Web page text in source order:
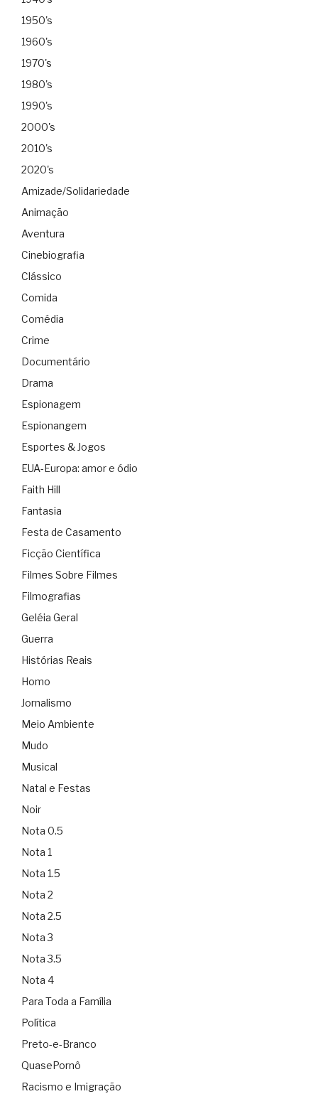
1950's
1960's
1970's
1980's
1990's
2000's
2010's
2020's
Amizade/Solidariedade
Animação
Aventura
Cinebiografia
Clássico
Comida
Comédia
Crime
Documentário
Drama
Espionagem
Espionangem
Esportes & Jogos
EUA-Europa: amor e ódio
Faith Hill
Fantasia
Festa de Casamento
Ficção Científica
Filmes Sobre Filmes
Filmografias
Geléia Geral
Guerra
Histórias Reais
Homo
Jornalismo
Meio Ambiente
Mudo
Musical
Natal e Festas
Noir
Nota 0.5
Nota 1
Nota 1.5
Nota 2
Nota 2.5
Nota 3
Nota 3.5
Nota 4
Para Toda a Família
Política
Preto-e-Branco
QuasePornô
Racismo e Imigração